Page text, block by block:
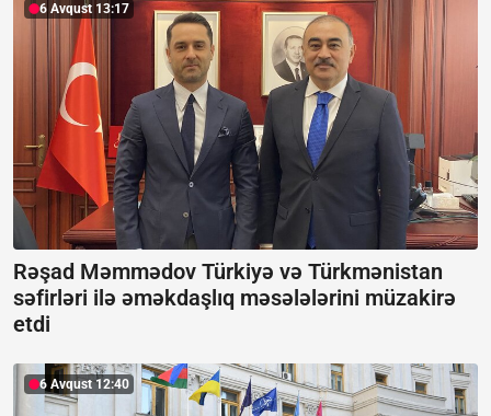
6 Avqust 13:17
Rəşad Məmmədov Türkiyə və Türkmənistan
səfirləri ilə əməkdaşlıq məsələlərini müzakirə
etdi
6 Avqust 12:40